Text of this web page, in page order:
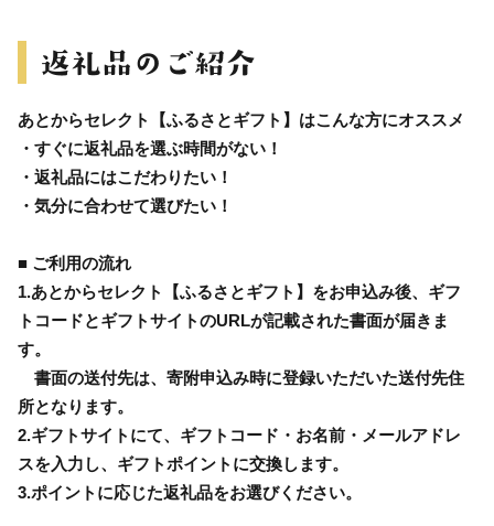
あとからセレクト【ふるさとギフト】はこんな方にオススメ
・すぐに返礼品を選ぶ時間がない！
・返礼品にはこだわりたい！
・気分に合わせて選びたい！
■ ご利用の流れ
1.あとからセレクト【ふるさとギフト】をお申込み後、ギフ
トコードとギフトサイトのURLが記載された書面が届きま
す。
書面の送付先は、寄附申込み時に登録いただいた送付先住
所となります。
2.ギフトサイトにて、ギフトコード・お名前・メールアドレ
スを入力し、ギフトポイントに交換します。
3.ポイントに応じた返礼品をお選びください。